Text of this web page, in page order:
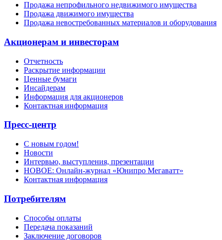
Продажа непрофильного недвижимого имущества
Продажа движимого имущества
Продажа невостребованных материалов и оборудования
Акционерам и инвесторам
Отчетность
Раскрытие информации
Ценные бумаги
Инсайдерам
Информация для акционеров
Контактная информация
Пресс-центр
С новым годом!
Новости
Интервью, выступления, презентации
НОВОЕ: Онлайн-журнал «Юнипро Мегаватт»
Контактная информация
Потребителям
Способы оплаты
Передача показаний
Заключение договоров